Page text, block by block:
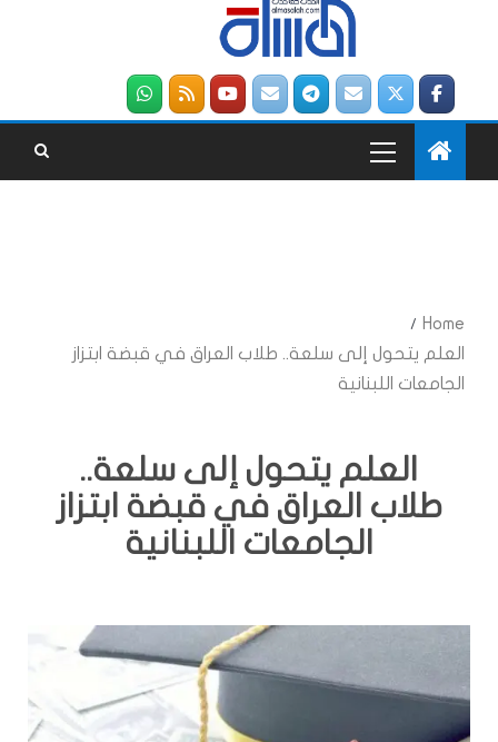
Home
العلم يتحول إلى سلعة.. طلاب العراق في قبضة ابتزاز
الجامعات اللبنانية
العلم يتحول إلى سلعة..
طلاب العراق في قبضة ابتزاز
الجامعات اللبنانية